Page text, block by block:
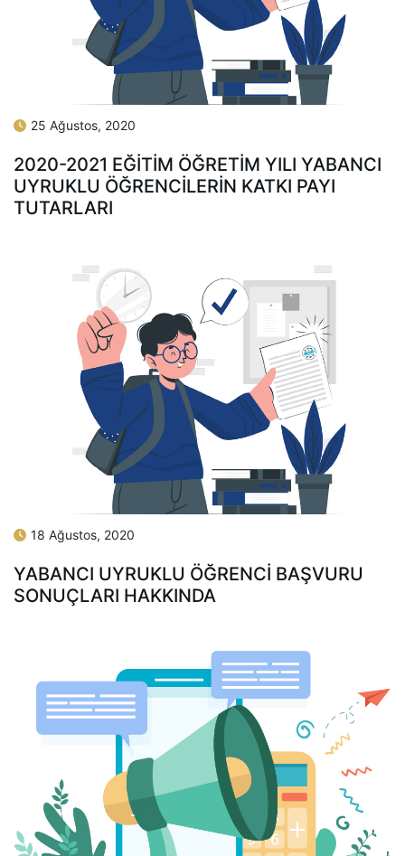
25 Ağustos, 2020
2020-2021 EĞİTİM ÖĞRETİM YILI YABANCI
UYRUKLU ÖĞRENCİLERİN KATKI PAYI
TUTARLARI
18 Ağustos, 2020
YABANCI UYRUKLU ÖĞRENCI BAŞVURU
SONUÇLARI HAKKINDA